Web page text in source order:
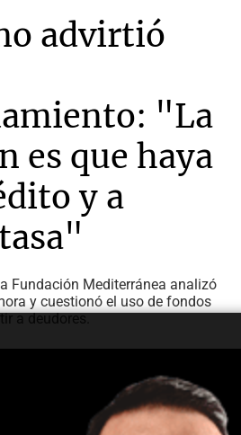
advirtió
"La
es que haya
y a
Fundación Mediterránea analizó
y cuestionó el uso de fondos
a deudores.